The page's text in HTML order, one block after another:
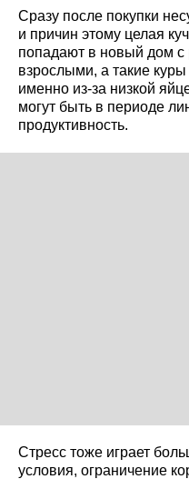
Сразу после покупки
и причин этому целая
попадают в новый дом
взрослыми, а такие
именно из-за низкой
могут быть в периоде
продуктивность.
Стресс тоже играет
условия, ограничение